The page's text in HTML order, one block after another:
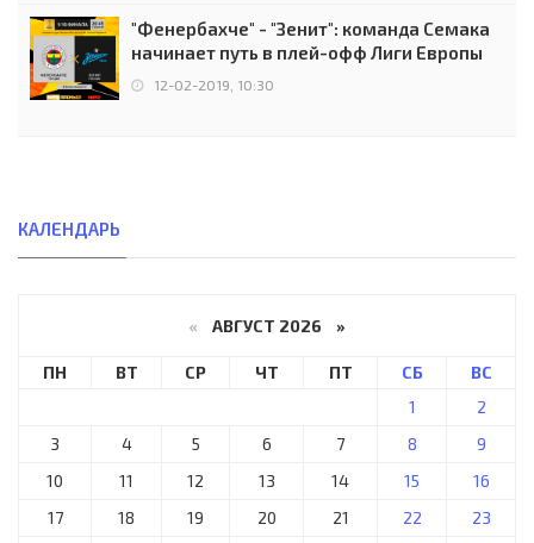
"Фенербахче" - "Зенит": команда Семака
начинает путь в плей-офф Лиги Европы
12-02-2019, 10:30
КАЛЕНДАРЬ
« АВГУСТ 2026 »
ПН ВТ СР ЧТ ПТ СБ
ВС
1
2
3
4 5 6 7 8
9
10
11 12 13 14 15
16
17
18 19 20 21 22
23